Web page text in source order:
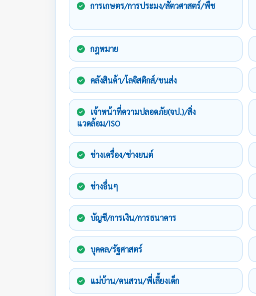
การเกษตร/การประมง/สัตวศาสตร์/พืช
กฎหมาย
คลังสินค้า/โลจิสติกส์/ขนส่ง
เจ้าหน้าที่ความปลอดภัย(จป.)/สิ่ง
แวดล้อม/ISO
ช่างเครื่อง/ช่างยนต์
ช่างอื่นๆ
บัญชี/การเงิน/การธนาคาร
บุคคล/รัฐศาสตร์
แม่บ้าน/คนสวน/พี่เลี้ยงเด็ก